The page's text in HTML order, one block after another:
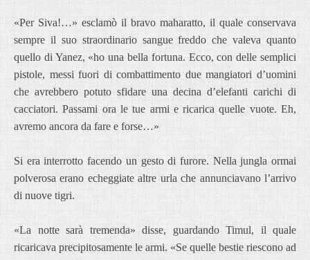
«Per Siva!…» esclamò il bravo maharatto, il quale conservava
sempre il suo straordinario sangue freddo che valeva quanto
quello di Yanez, «ho una bella fortuna. Ecco, con delle semplici
pistole, messi fuori di combattimento due mangiatori d’uomini
che avrebbero potuto sfidare una decina d’elefanti carichi di
cacciatori. Passami ora le tue armi e ricarica quelle vuote. Eh,
avremo ancora da fare e forse…»
Si era interrotto facendo un gesto di furore. Nella jungla ormai
polverosa erano echeggiate altre urla che annunciavano l’arrivo
di nuove tigri.
«La notte sarà tremenda» disse, guardando Timul, il quale
ricaricava precipitosamente le armi. «Se quelle bestie riescono ad